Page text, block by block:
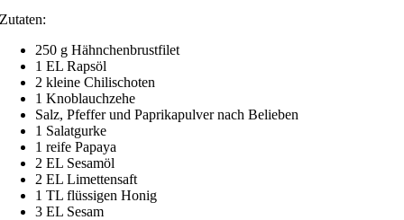
Zutaten:
250 g Hähnchenbrustfilet
1 EL Rapsöl
2 kleine Chilischoten
1 Knoblauchzehe
Salz, Pfeffer und Paprikapulver nach Belieben
1 Salatgurke
1 reife Papaya
2 EL Sesamöl
2 EL Limettensaft
1 TL flüssigen Honig
3 EL Sesam